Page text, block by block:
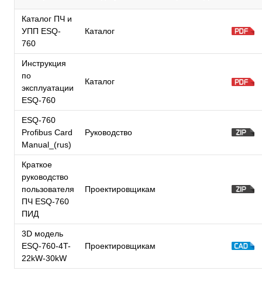
Каталог ПЧ и
УПП ESQ-
760
Каталог
Инструкция
по
эксплуатации
ESQ-760
Каталог
ESQ-760
Profibus Card
Manual_(rus)
Руководство
Краткое
руководство
пользователя
ПЧ ESQ-760
ПИД
Проектировщикам
3D модель
ESQ-760-4T-
22kW-30kW
Проектировщикам